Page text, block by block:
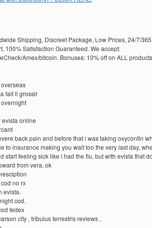
Shipping, Discreet Package, Low Prices, 24/7/365
100% Satisfaction Guaranteed. We accept:
Amex/bitcoin. Bonuses: 10% off on ALL
fait il grossir
online
back pain and before that i was taking oxycontin
to insurance making you wait too the very last day,
start feeling sick like i had the flu, but with evista that
from vera, ok
no rx
evista.
cod.
fedex
city , tribulus terrestris reviews ,